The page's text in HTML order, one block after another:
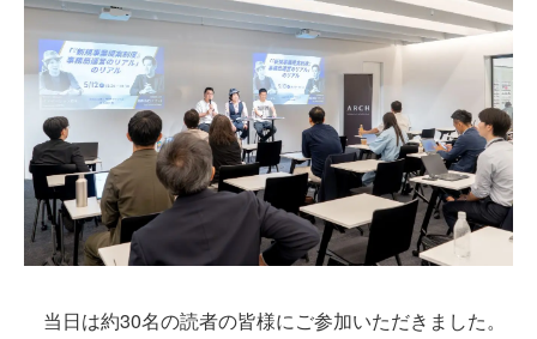
当日は約30名の読者の皆様にご参加いただきました。